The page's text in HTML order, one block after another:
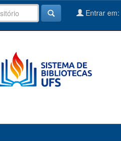
Entrar em: